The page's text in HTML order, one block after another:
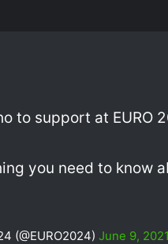
to support at EURO
you need to know
(@EURO2024) June 9, 2021